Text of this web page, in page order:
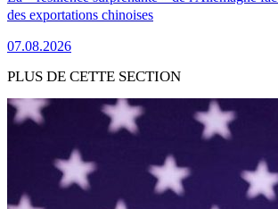
des exportations chinoises
07.08.2026
PLUS DE CETTE SECTION